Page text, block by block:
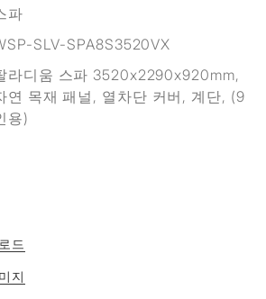
파
SLV-SPA8S3520VX
라디움 스파 3520x2290x920mm,
연 목재 패널, 열차단 커버, 계단, (9
용)
드
지